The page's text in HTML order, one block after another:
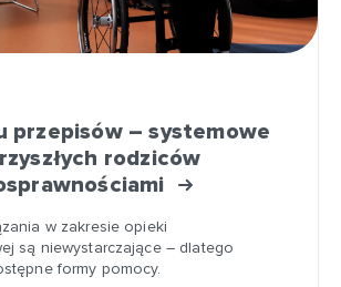
przepisów – systemowe
rodziców
w zakresie opieki
są niewystarczające – dlatego
formy pomocy.